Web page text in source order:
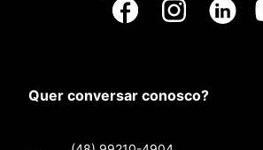
Quer conversar conosco?